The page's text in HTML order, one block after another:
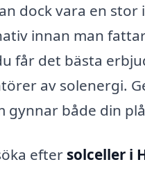
dock vara en
innan man
får det bästa
av solenergi.
både din
efter solceller i